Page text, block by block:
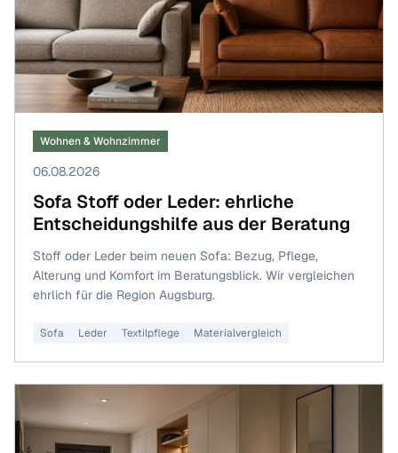
Wohnen & Wohnzimmer
06.08.2026
Sofa Stoff oder Leder: ehrliche
Entscheidungshilfe aus der Beratung
Stoff oder Leder beim neuen Sofa: Bezug, Pflege,
Alterung und Komfort im Beratungsblick. Wir vergleichen
ehrlich für die Region Augsburg.
Sofa Leder Textilpflege Materialvergleich